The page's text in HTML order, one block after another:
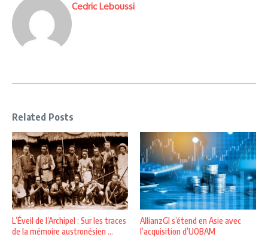
Cedric Leboussi
Related Posts
L’Éveil de l’Archipel : Sur les traces
de la mémoire austronésien ...
AllianzGI s’étend en Asie avec
l’acquisition d’UOBAM